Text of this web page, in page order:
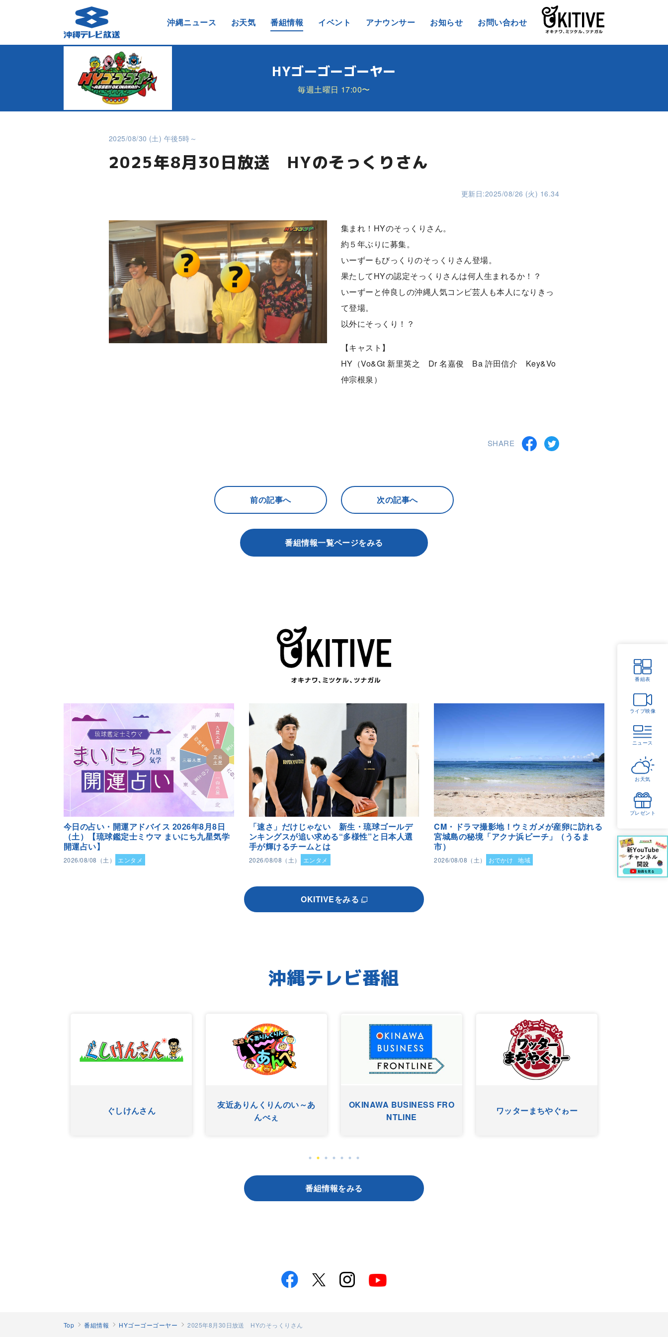
沖縄ニュース お天気 番組情報 イベント アナウンサー お知らせ お問い合わせ
番組表
ライブ映像
ニュース
お天気
プレゼント
HYゴーゴーゴーヤー
毎週土曜日 17:00〜
2025/08/30 (土) 午後5時～
2025年8月30日放送 HYのそっくりさん
更新日:2025/08/26 (火) 16.34
集まれ！HYのそっくりさん。
約５年ぶりに募集。
いーずーもびっくりのそっくりさん登場。
果たしてHYの認定そっくりさんは何人生まれるか！？
いーずーと仲良しの沖縄人気コンビ芸人も本人になりきっ
て登場。
以外にそっくり！？
【キャスト】
HY（Vo&Gt 新里英之 Dr 名嘉俊 Ba 許田信介 Key&Vo
仲宗根泉）
SHARE
前の記事へ 次の記事へ
番組情報一覧ページをみる
今日の占い・開運アドバイス 2026年8月8日
（土）【琉球鑑定士ミウマ まいにち九星気学
開運占い】
2026/08/08（土） エンタメ
「速さ」だけじゃない 新生・琉球ゴールデ
ンキングスが追い求める“多様性”と日本人選
手が輝けるチームとは
2026/08/08（土） エンタメ
CM・ドラマ撮影地！ウミガメが産卵に訪れる
宮城島の秘境「アクナ浜ビーチ」（うるま
市）
2026/08/08（土） おでかけ 地域
OKITIVEをみる
沖縄テレビ番組
ぐしけんさん
友近ありんくりんのい～あ
んべぇ
OKINAWA BUSINESS FRO
NTLINE
ワッターまちやぐゎー
番組情報をみる
Top 番組情報 HYゴーゴーゴーヤー 2025年8月30日放送 HYのそっくりさん